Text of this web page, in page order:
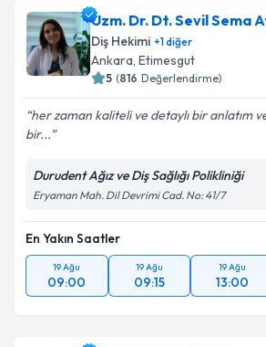
Uzm. Dr. Dt. Sevil Sema
Diş Hekimi +1diğer
Ankara, Etimesgut
5 (816 Değerlendirme)
her zaman kaliteli ve detaylı bir anlatım
bir...
Durudent Ağız ve Diş Sağlığı Polikliniği
Eryaman Mah. Dil Devrimi Cad. No: 41/7
En Yakın Saatler
19 Ağu
09:00
19 Ağu
09:15
19 Ağu
13:00